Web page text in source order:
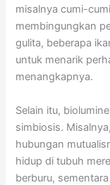
misalnya cumi-
membingungkan
gulita, beberapa
untuk menarik
menangkapnya.
Selain itu,
simbiosis.
hubungan
hidup di tubuh
berburu,